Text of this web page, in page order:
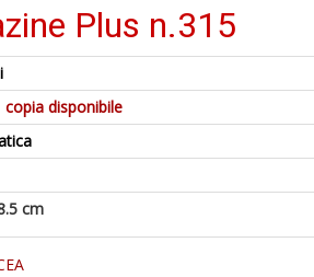
Plus n.315
copia disponibile
cm